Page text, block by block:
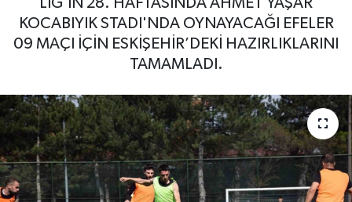
LİG’İN 28. HAFTASINDA AHMET YAŞAR
KOCABIYIK STADI'NDA OYNAYACAĞI EFELER
09 MAÇI İÇİN ESKİŞEHİR’DEKİ HAZIRLIKLARINI
TAMAMLADI.